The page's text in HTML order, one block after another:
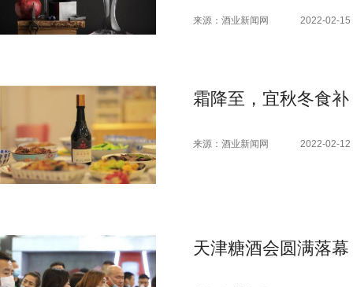
来源：酒业新闻网 2022-02-15
霜降至，宜秋冬食
来源：酒业新闻网 2022-02-12
天津糖酒会圆满落